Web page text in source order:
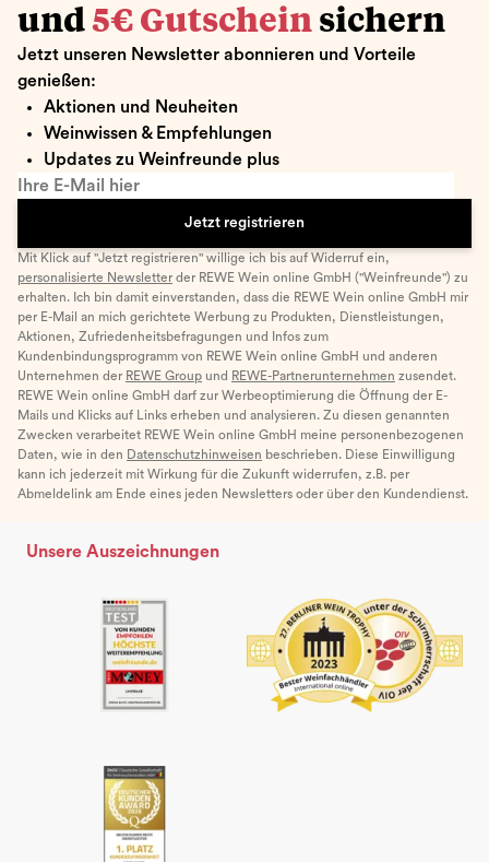
und 5€ Gutschein sichern
Jetzt unseren Newsletter abonnieren und Vorteile
genießen:
Aktionen und Neuheiten
Weinwissen & Empfehlungen
Updates zu Weinfreunde plus
Ihre E-Mail hier
Jetzt registrieren
Mit Klick auf "Jetzt registrieren" willige ich bis auf Widerruf ein,
personalisierte Newsletter der REWE Wein online GmbH ("Weinfreunde") zu
erhalten. Ich bin damit einverstanden, dass die REWE Wein online GmbH mir
per E-Mail an mich gerichtete Werbung zu Produkten, Dienstleistungen,
Aktionen, Zufriedenheitsbefragungen und Infos zum
Kundenbindungsprogramm von REWE Wein online GmbH und anderen
Unternehmen der REWE Group und REWE-Partnerunternehmen zusendet.
REWE Wein online GmbH darf zur Werbeoptimierung die Öffnung der E-
Mails und Klicks auf Links erheben und analysieren. Zu diesen genannten
Zwecken verarbeitet REWE Wein online GmbH meine personenbezogenen
Daten, wie in den Datenschutzhinweisen beschrieben. Diese Einwilligung
kann ich jederzeit mit Wirkung für die Zukunft widerrufen, z.B. per
Abmeldelink am Ende eines jeden Newsletters oder über den Kundendienst.
Unsere Auszeichnungen